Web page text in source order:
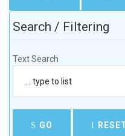
Search / Filtering
Text Search
GO